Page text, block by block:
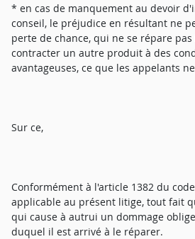
* en cas de manquement au devoir
conseil, le préjudice en résultant ne
perte de chance, qui ne se répare
contracter un autre produit à des
avantageuses, ce que les appelants
Sur ce,
Conformément à l'article 1382 du
applicable au présent litige, tout fait
qui cause à autrui un dommage
duquel il est arrivé à le réparer.